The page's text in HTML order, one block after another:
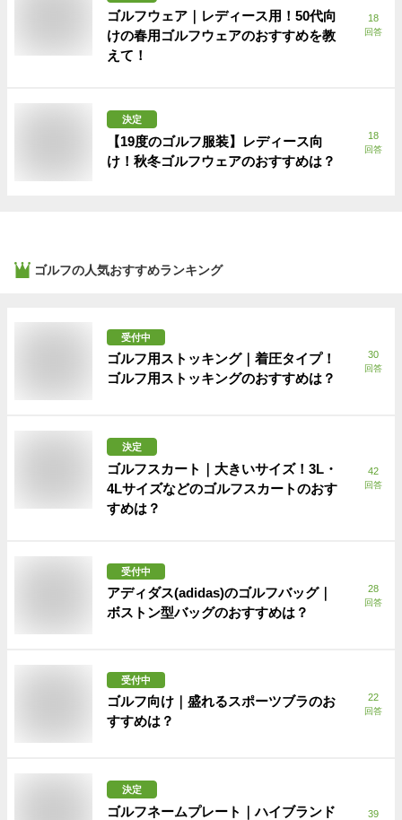
ゴルフウェア｜レディース用！50代向
けの春用ゴルフウェアのおすすめを教
えて！
18
回答
決定
【19度のゴルフ服装】レディース向
け！秋冬ゴルフウェアのおすすめは？
18
回答
ゴルフの人気おすすめランキング
受付中
ゴルフ用ストッキング｜着圧タイプ！
ゴルフ用ストッキングのおすすめは？
30
回答
決定
ゴルフスカート｜大きいサイズ！3L・
4Lサイズなどのゴルフスカートのおす
すめは？
42
回答
受付中
アディダス(adidas)のゴルフバッグ｜
ボストン型バッグのおすすめは？
28
回答
受付中
ゴルフ向け｜盛れるスポーツブラのお
すすめは？
22
回答
決定
ゴルフネームプレート｜ハイブランド
39